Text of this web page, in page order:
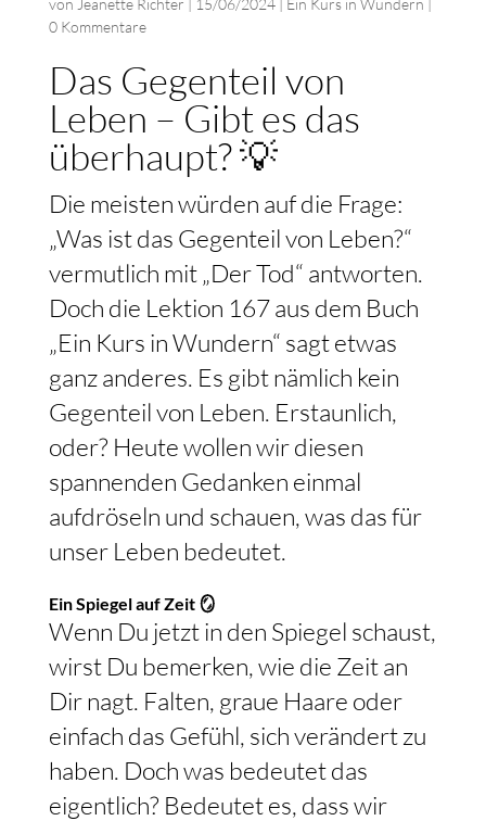
von Jeanette Richter | 15/06/2024| Ein Kurs in Wundern |
0 Kommentare
Das Gegenteil von
Leben – Gibt es das
überhaupt? 💡
Die meisten würden auf die Frage:
„Was ist das Gegenteil von Leben?“
vermutlich mit „Der Tod“ antworten.
Doch die Lektion 167 aus dem Buch
„Ein Kurs in Wundern“ sagt etwas
ganz anderes. Es gibt nämlich kein
Gegenteil von Leben. Erstaunlich,
oder? Heute wollen wir diesen
spannenden Gedanken einmal
aufdröseln und schauen, was das für
unser Leben bedeutet.
Ein Spiegel auf Zeit 🪞
Wenn Du jetzt in den Spiegel schaust,
wirst Du bemerken, wie die Zeit an
Dir nagt. Falten, graue Haare oder
einfach das Gefühl, sich verändert zu
haben. Doch was bedeutet das
eigentlich? Bedeutet es, dass wir